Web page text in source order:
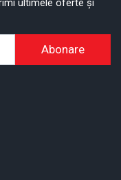
ultimele oferte și
Abonare